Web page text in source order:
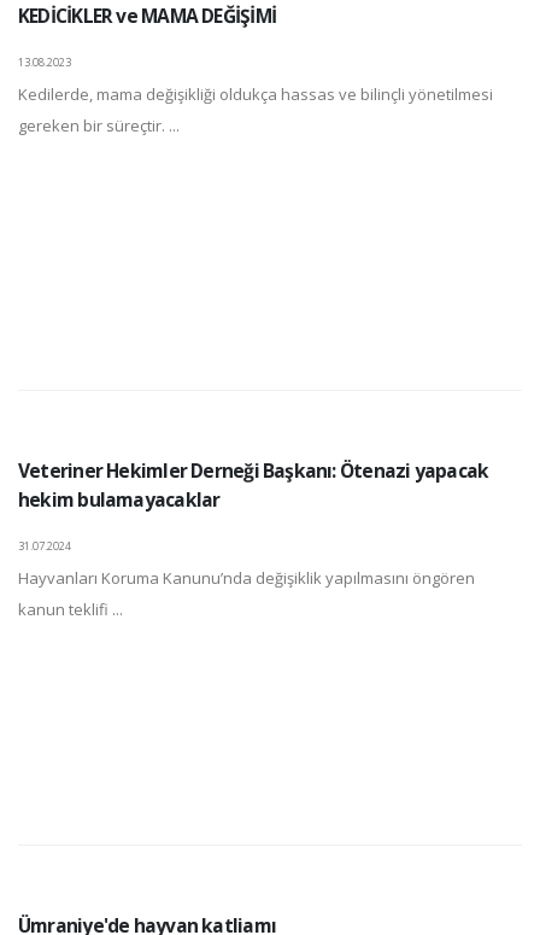
KEDİCİKLER ve MAMA DEĞİŞİMİ
13.08.2023
Kedilerde, mama değişikliği oldukça hassas ve bilinçli yönetilmesi
gereken bir süreçtir. ...
Veteriner Hekimler Derneği Başkanı: Ötenazi yapacak
hekim bulamayacaklar
31.07.2024
Hayvanları Koruma Kanunu’nda değişiklik yapılmasını öngören
kanun teklifi ...
Ümraniye'de hayvan katliamı